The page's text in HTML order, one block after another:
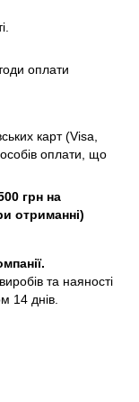
оплати
карт (Visa,
оплати, що
грн на
отриманні)
та наяності
14 днів.